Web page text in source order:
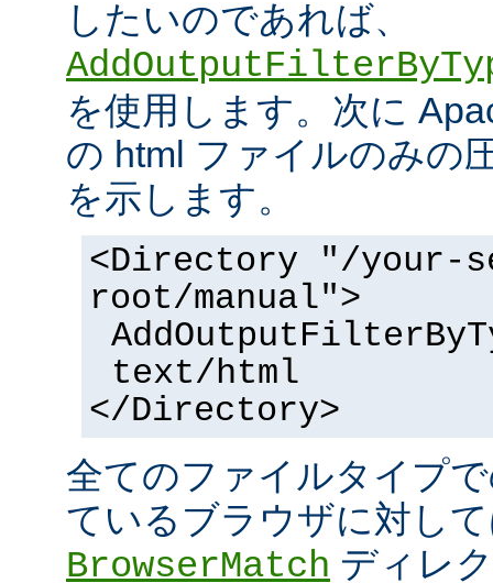
したいのであれば、
を使用します。次に
の html ファイルのみの
を示します。
<Directory "/your-
root/manual">
text/html
</Directory>
全てのファイルタイプ
ているブラウザに対し
BrowserMatch ディレ